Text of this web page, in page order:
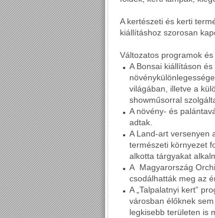
A kertészeti és kerti
kiállításhoz szorosan
Változatos programok
A Bonsai kiállításon
világában, illetve a
showműsorral
A növény- és
adtak.
A Land-art versenyen
természeti környezet
alkotta tárgyakat
A Magyarország
csodálhatták meg az
A „Talpalatnyi kert”
városban élőknek
legkisebb területen is